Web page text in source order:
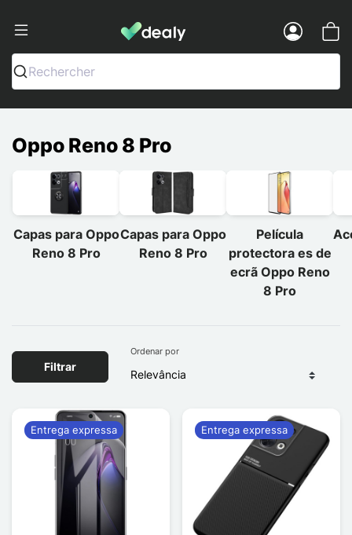
Dealy - Capas e acessórios para
Rechercher
Oppo Reno 8 Pro
Capas para Oppo
Reno 8 Pro
Capas para Oppo
Reno 8 Pro
Película
protectora es de
ecrã Oppo Reno
8 Pro
Filtrar
Ordenar por
Entrega expressa Entrega expressa